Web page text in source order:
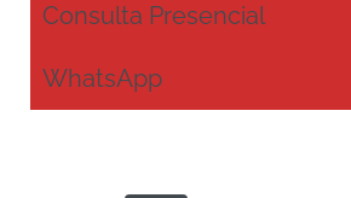
Consulta Presencial
WhatsApp